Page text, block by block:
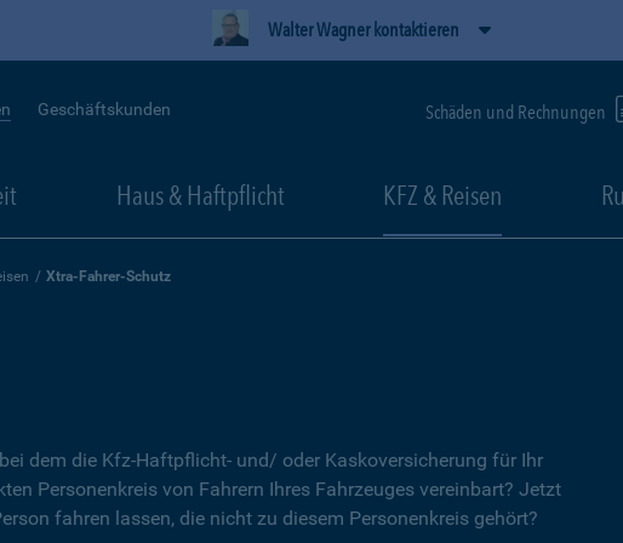
Walter Wagner kontaktieren
Geschäftskunden Schäden und Rechnungen
Haus & Haftpflicht KFZ & Reisen
Xtra-Fahrer-Schutz
dem die Kfz-Haftpflicht- und/ oder Kaskoversicherung für Ihr
Personenkreis von Fahrern Ihres Fahrzeuges vereinbart? Jetzt
fahren lassen, die nicht zu diesem Personenkreis gehört?